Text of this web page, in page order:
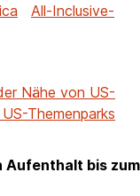
All-Inclusive-
Nähe von US-
Themenparks
Aufenthalt bis zum